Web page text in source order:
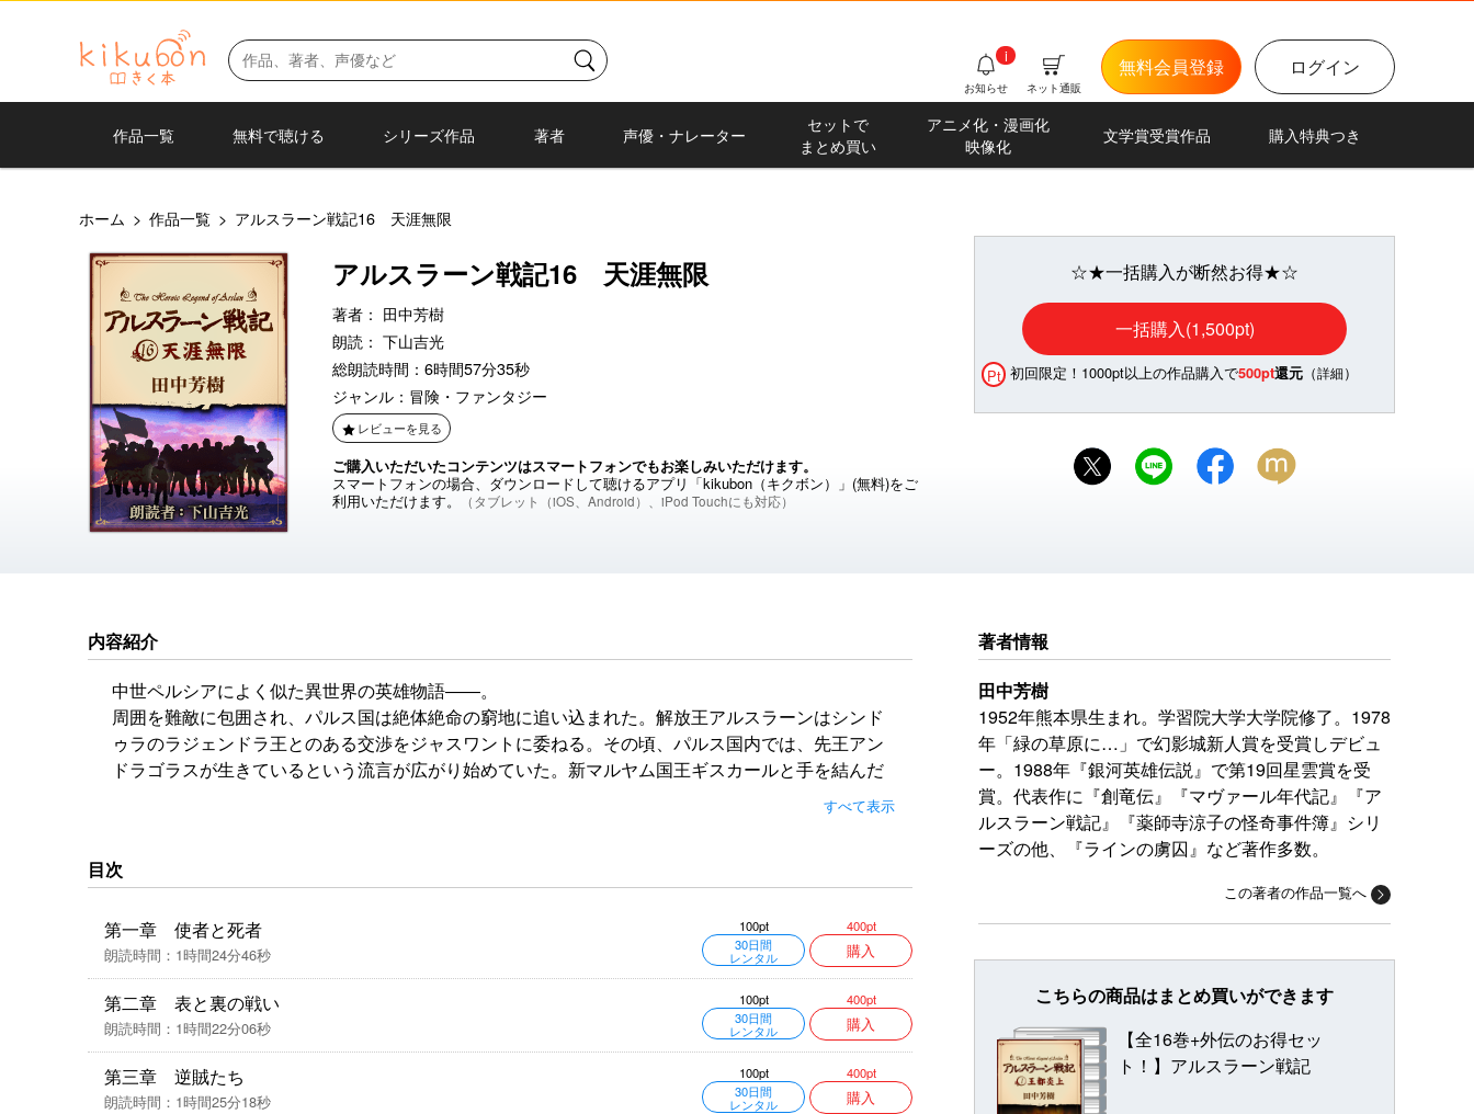
ログイン
無料会員登録
ネット通販
お知らせ
i
作品一覧 無料で聴ける シリーズ作品 著者 声優・ナレーター
セットで
まとめ買い
アニメ化・漫画化
映像化
文学賞受賞作品 購入特典つき
ホーム > 作品一覧 > アルスラーン戦記16 天涯無限
アルスラーン戦記16 天涯無限
著者： 田中芳樹
朗読： 下山吉光
総朗読時間：6時間57分35秒
ジャンル： 冒険・ファンタジー
レビューを見る
ご購入いただいたコンテンツはスマートフォンでもお楽しみいただけます。
スマートフォンの場合、ダウンロードして聴けるアプリ「kikubon（キクボン）」(無料)をご
利用いただけます。
（タブレット（iOS、Android）、iPod Touchにも対応）
☆★一括購入が断然お得★☆
一括購入(1,500pt)
Pt 初回限定！1000pt以上の作品購入で500pt還元（詳細）
内容紹介
中世ペルシアによく似た異世界の英雄物語――。
周囲を難敵に包囲され、パルス国は絶体絶命の窮地に追い込まれた。解放王アルスラーンはシンド
ゥラのラジェンドラ王とのある交渉をジャスワントに委ねる。その頃、パルス国内では、先王アン
ドラゴラスが生きているという流言が広がり始めていた。新マルヤム国王ギスカールと手を結んだ
ヒルメス、魔将軍イルテリシュに率いられたチュルク軍、孔雀姫フィトナを押し立てたミスル軍、
そしてついに復活した蛇王ザッハークと魔軍!!パルス軍に打つ手はあるのか？ 蛇王ザッハークを討
すべて表示
目次
第一章 使者と死者
朗読時間：1時間24分46秒
100pt
30日間
レンタル
400pt
購入
第二章 表と裏の戦い
朗読時間：1時間22分06秒
100pt
30日間
レンタル
400pt
購入
第三章 逆賊たち
朗読時間：1時間25分18秒
100pt
30日間
レンタル
400pt
購入
著者情報
田中芳樹
1952年熊本県生まれ。学習院大学大学院修了。1978
年「緑の草原に…」で幻影城新人賞を受賞しデビュ
ー。1988年『銀河英雄伝説』で第19回星雲賞を受
賞。代表作に『創竜伝』『マヴァール年代記』『ア
ルスラーン戦記』『薬師寺涼子の怪奇事件簿』シリ
ーズの他、『ラインの虜囚』など著作多数。
この著者の作品一覧へ
こちらの商品はまとめ買いができます
【全16巻+外伝のお得セッ
ト！】アルスラーン戦記